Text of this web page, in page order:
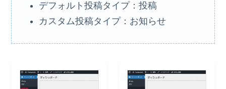
デフォルト投稿タイプ：投稿
カスタム投稿タイプ：お知らせ